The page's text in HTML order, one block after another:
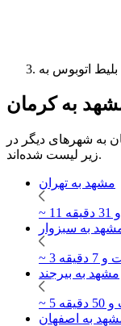
بلیط اتوبوس به
به کرمان
به شهرهای دیگر در
زیر لیست شده‌اند.
مشهد به تهران
به سبزوار
دقیقه
مشهد به بیرجند
به اصفهان